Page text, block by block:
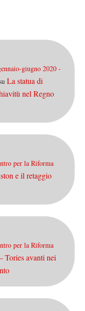
giugno 2020 -
La statua di
nel Regno
per la Riforma
e il retaggio
per la Riforma
Tories avanti nei